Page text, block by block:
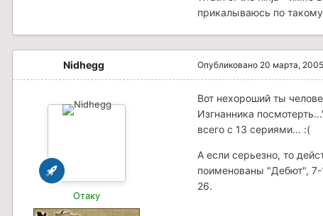
прикалываюсь по
Nidhegg
Отаку
Опубликовано 20 марта, 2005
Вот нехороший ты
Изгнанника
всего с 13 сериями... :(
А если серьезно, то
поименованы "Дебют", 7-
26.